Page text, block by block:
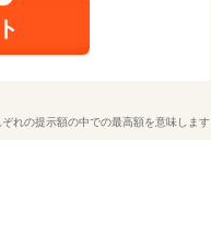
れの提示額の中での最高額を意味します